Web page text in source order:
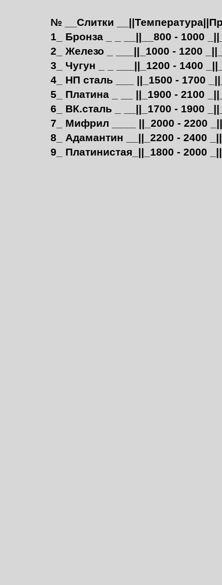
№ __Слитки
1_ Бронза _ _ __||__800 - 1000
2_ Железо _ ___||_1000 - 1200
3_ Чугун _ _ ___||_1200 - 1400
4_ НП сталь ___ ||_1500 - 1700
5_ Платина _ __ ||_1900 - 2100
6_ ВК.сталь _ __||_1700 - 1900
7_ Мифрил ____ ||_2000 - 2200
8_ Адамантин __||_2200 - 2400
9_ Платинистая_||_1800 - 2000